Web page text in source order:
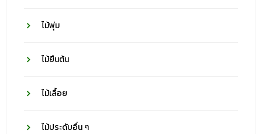
ไม้พุ่ม
ไม้ยืนต้น
ไม้เลื้อย
ไม้ประดับอื่น ๆ